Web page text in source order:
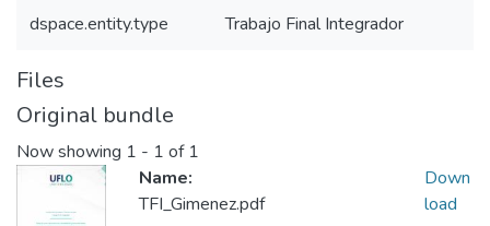
dspace.entity.type Trabajo Final Integrador
Files
Original bundle
Now showing 1 - 1 of 1
Name:
TFI_Gimenez.pdf
Down
load